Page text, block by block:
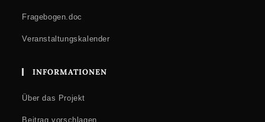
Fragebogen.doc
Veranstaltungskalender
INFORMATIONEN
Über das Projekt
Beitrag vorschlagen